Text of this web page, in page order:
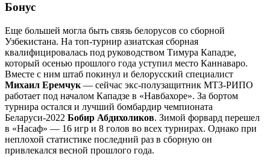
Бонус
Еще большей могла быть связь белорусов со сборной
Узбекистана. На топ-турнир азиатская сборная
квалифицировалась под руководством Тимура Кападзе,
который осенью прошлого года уступил место Каннаваро.
Вместе с ним штаб покинул и белорусский специалист
Михаил Еремчук — сейчас экс-полузащитник МТЗ-РИПО
работает под началом Кападзе в «Навбахоре». За бортом
турнира остался и лучший бомбардир чемпионата
Беларуси-2022 Бобир Абдихоликов. Зимой форвард перешел
в «Насаф» — 16 игр и 8 голов во всех турнирах. Однако при
неплохой статистике последний раз в сборную он
привлекался весной прошлого года.